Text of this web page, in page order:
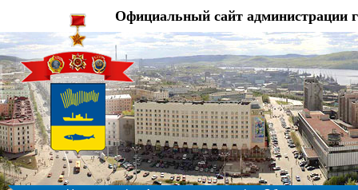
Официальный сайт администрации